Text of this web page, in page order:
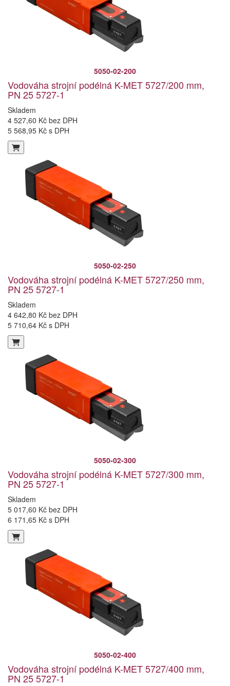
5050-02-200
Vodováha strojní podélná K-MET 5727/200 mm,
PN 25 5727-1
Skladem
4 527,60 Kč bez DPH
5 568,95 Kč s DPH
5050-02-250
Vodováha strojní podélná K-MET 5727/250 mm,
PN 25 5727-1
Skladem
4 642,80 Kč bez DPH
5 710,64 Kč s DPH
5050-02-300
Vodováha strojní podélná K-MET 5727/300 mm,
PN 25 5727-1
Skladem
5 017,60 Kč bez DPH
6 171,65 Kč s DPH
5050-02-400
Vodováha strojní podélná K-MET 5727/400 mm,
PN 25 5727-1